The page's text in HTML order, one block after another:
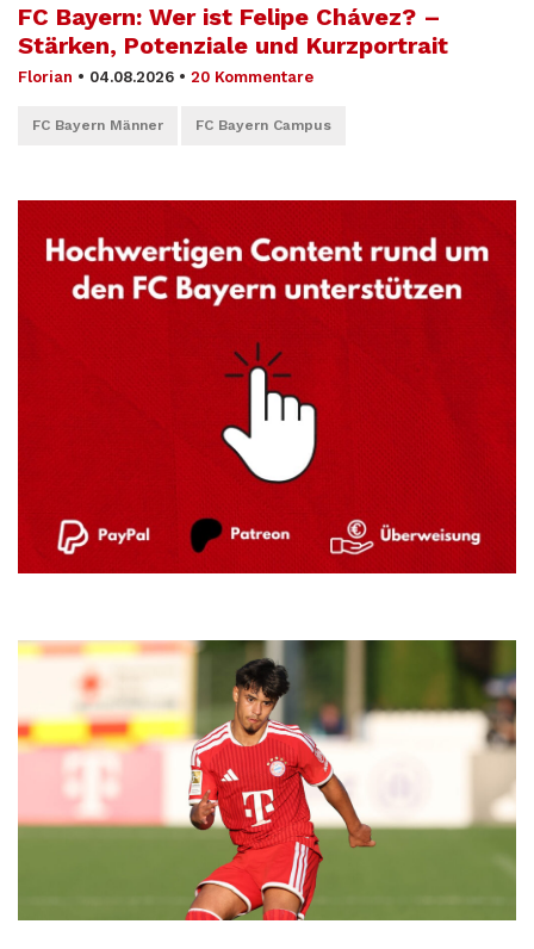
FC Bayern: Wer ist Felipe Chávez? –
Stärken, Potenziale und Kurzportrait
Florian • 04.08.2026 • 20 Kommentare
FC Bayern Männer FC Bayern Campus